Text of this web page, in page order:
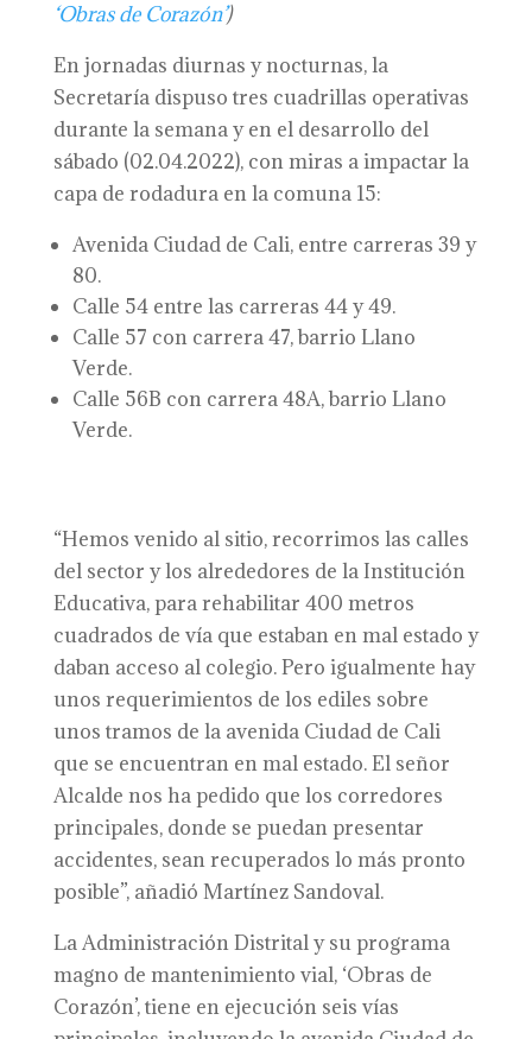
‘Obras de Corazón’)
En jornadas diurnas y nocturnas, la
Secretaría dispuso tres cuadrillas operativas
durante la semana y en el desarrollo del
sábado (02.04.2022), con miras a impactar la
capa de rodadura en la comuna 15:
Avenida Ciudad de Cali, entre carreras 39 y
80.
Calle 54 entre las carreras 44 y 49.
Calle 57 con carrera 47, barrio Llano
Verde.
Calle 56B con carrera 48A, barrio Llano
Verde.
“Hemos venido al sitio, recorrimos las calles
del sector y los alrededores de la Institución
Educativa, para rehabilitar 400 metros
cuadrados de vía que estaban en mal estado y
daban acceso al colegio. Pero igualmente hay
unos requerimientos de los ediles sobre
unos tramos de la avenida Ciudad de Cali
que se encuentran en mal estado. El señor
Alcalde nos ha pedido que los corredores
principales, donde se puedan presentar
accidentes, sean recuperados lo más pronto
posible”, añadió Martínez Sandoval.
La Administración Distrital y su programa
magno de mantenimiento vial, ‘Obras de
Corazón’, tiene en ejecución seis vías